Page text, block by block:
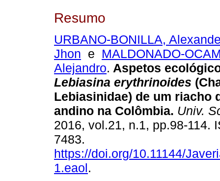
Resumo
URBANO-BONILLA,
Jhon e MALDONADO-
Alejandro. Aspetos
Lebiasina erythrinoides
Lebiasinidae) de um riacho
andino na Colômbia. Univ.
2016, vol.21, n.1, pp.98-114.
7483.
https://doi.org/10.11144/
1.eaol.